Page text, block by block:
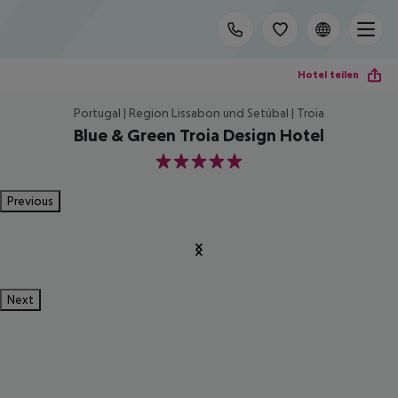
Hotel teilen
Portugal | Region Lissabon und Setúbal | Troia
Blue & Green Troia Design Hotel
5
Previous
Next